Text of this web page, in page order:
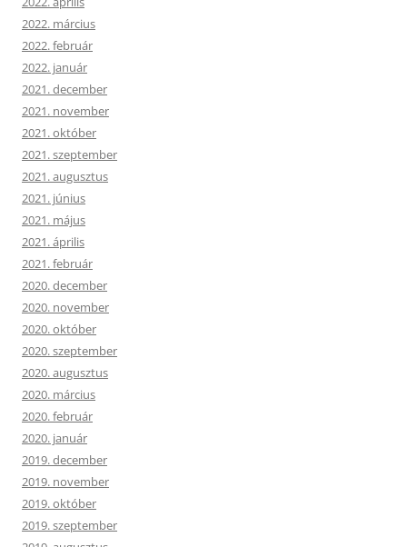
2022. március
2022. február
2022. január
2021. december
2021. november
2021. október
2021. szeptember
2021. augusztus
2021. június
2021. május
2021. április
2021. február
2020. december
2020. november
2020. október
2020. szeptember
2020. augusztus
2020. március
2020. február
2020. január
2019. december
2019. november
2019. október
2019. szeptember